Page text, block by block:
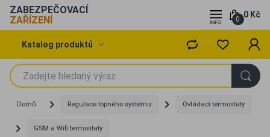
0 Kč
0
ZABEZPEČOVACÍ
ZAŘÍZENÍ
Katalog produktů
Domů Regulace topného systému Ovládací termostaty
GSM a Wifi termostaty